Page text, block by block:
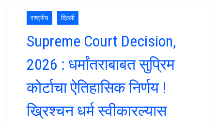
राष्ट्रीय दिल्ली
Supreme Court Decision,
2026 : धर्मांतराबाबत सुप्रिम
कोर्टाचा ऐतिहासिक निर्णय !
ख्रिश्चन धर्म स्वीकारल्यास